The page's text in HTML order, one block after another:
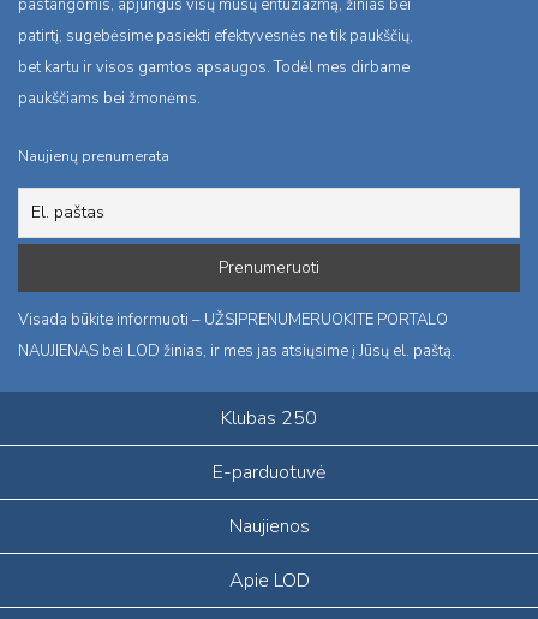
pastangomis, apjungus visų mūsų entuziazmą, žinias bei
patirtį, sugebėsime pasiekti efektyvesnės ne tik paukščių,
bet kartu ir visos gamtos apsaugos. Todėl mes dirbame
paukščiams bei žmonėms.
Naujienų prenumerata
Visada būkite informuoti – UŽSIPRENUMERUOKITE PORTALO
NAUJIENAS bei LOD žinias, ir mes jas atsiųsime į Jūsų el. paštą.
Klubas 250
E-parduotuvė
Naujienos
Apie LOD